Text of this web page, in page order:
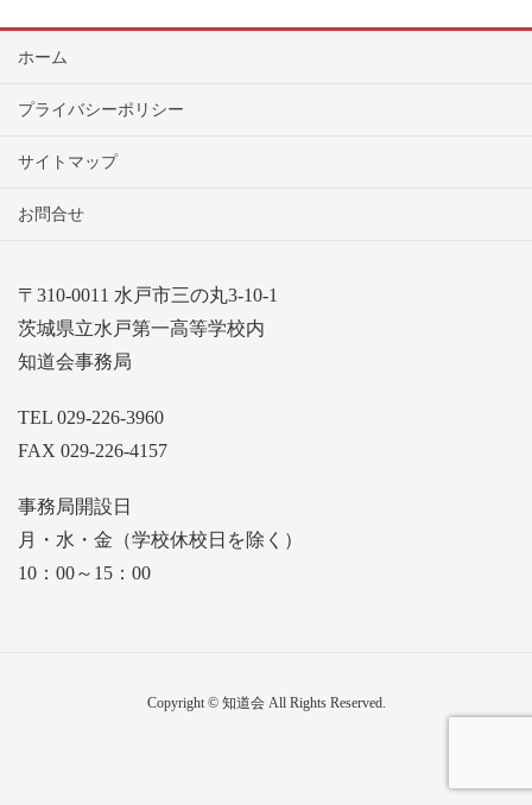
ホーム
プライバシーポリシー
サイトマップ
お問合せ
〒310-0011 水戸市三の丸3-10-1
茨城県立水戸第一高等学校内
知道会事務局
TEL 029-226-3960
FAX 029-226-4157
事務局開設日
月・水・金（学校休校日を除く）
10：00～15：00
Copyright © 知道会 All Rights Reserved.